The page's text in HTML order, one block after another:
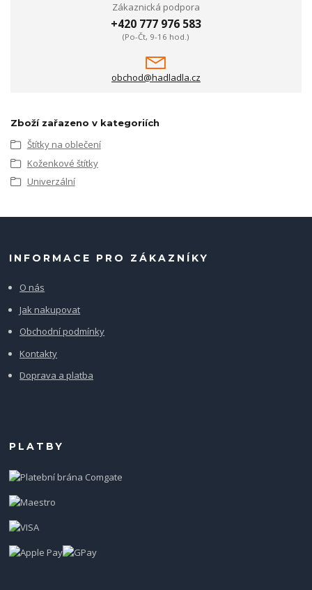
Zákaznická podpora
+420 777 976 583
(Po-Čt, 9-16 hod.)
obchod@hadladla.cz
Zboží zařazeno v kategoriích
Štítky na oblečení
Koženkové štítky
Univerzální
INFORMACE PRO ZÁKAZNÍKY
O nás
Jak nakupovat
Obchodní podmínky
Kontakty
Doprava a platba
PLATBY